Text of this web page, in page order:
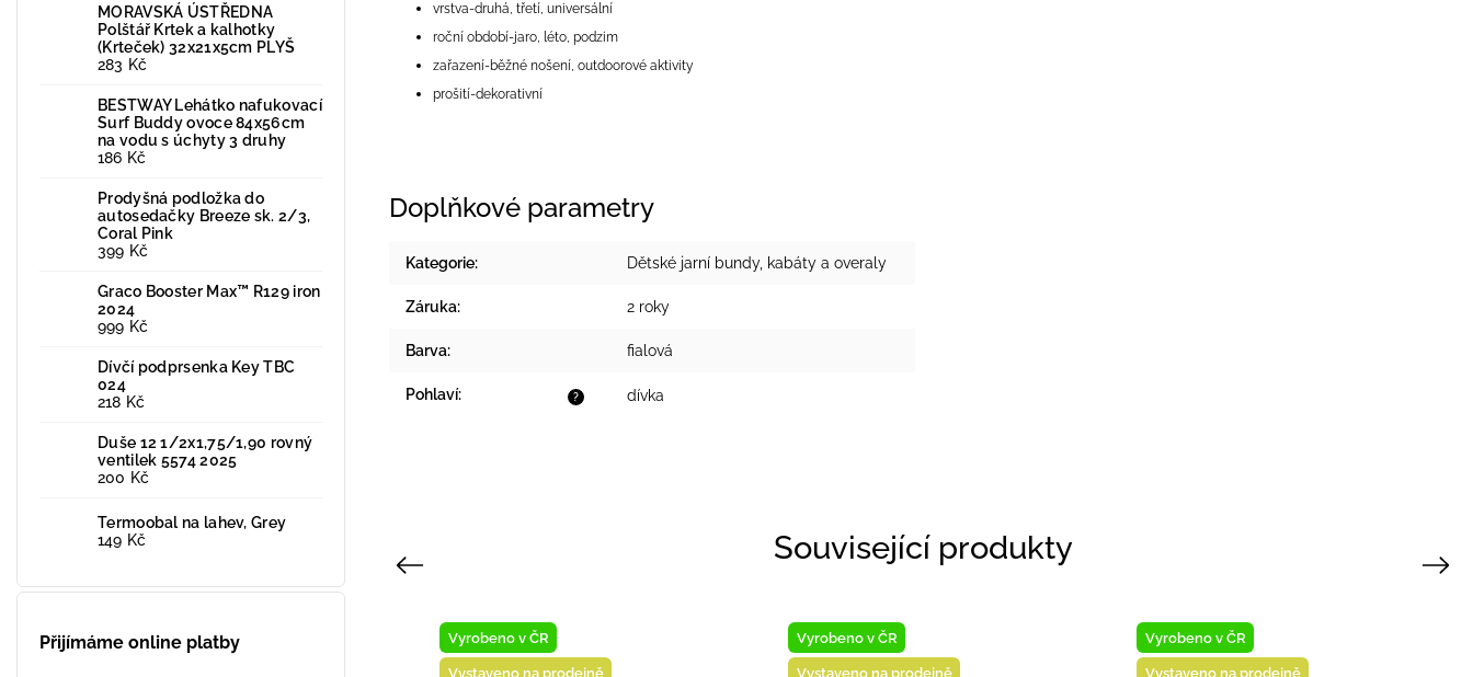
MORAVSKÁ ÚSTŘEDNA
Polštář Krtek a kalhotky
(Krteček) 32x21x5cm PLYŠ
283 Kč
BESTWAY Lehátko nafukovací
Surf Buddy ovoce 84x56cm
na vodu s úchyty 3 druhy
186 Kč
Prodyšná podložka do
autosedačky Breeze sk. 2/3,
Coral Pink
399 Kč
Graco Booster Max™ R129 iron
2024
999 Kč
Dívčí podprsenka Key TBC
024
218 Kč
Duše 12 1/2x1,75/1,90 rovný
ventilek 5574 2025
200 Kč
Termoobal na lahev, Grey
149 Kč
Přijímáme online platby
vrstva-druhá, třetí, universální
roční období-jaro, léto, podzim
zařazení-běžné nošení, outdoorové aktivity
prošití-dekorativní
Doplňkové parametry
Kategorie: Dětské jarní bundy, kabáty a overaly
Záruka: 2 roky
Barva: fialová
?
Pohlaví: dívka
Související produkty
Previous
v ČR
Vystaveno na prodejně Vystaveno na prodejně
Next